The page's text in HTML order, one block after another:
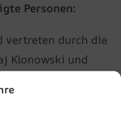
Personen:
vertreten durch die
Klonowski und